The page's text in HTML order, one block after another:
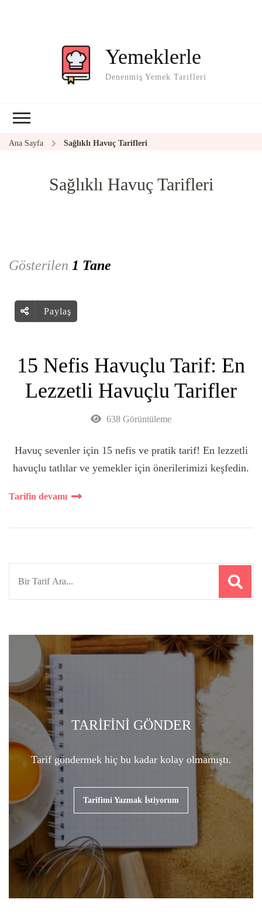
Yemeklerle
Denenmiş Yemek Tarifleri
Ana Sayfa Sağlıklı Havuç Tarifleri
Sağlıklı Havuç Tarifleri
Gösterilen 1 Tane
Paylaş
15 Nefis Havuçlu Tarif: En
Lezzetli Havuçlu Tarifler
638 Görüntüleme
Havuç sevenler için 15 nefis ve pratik tarif! En lezzetli
havuçlu tatlılar ve yemekler için önerilerimizi keşfedin.
Tarifin devamı
TARİFİNİ GÖNDER
Tarif göndermek hiç bu kadar kolay olmamıştı.
Tarifimi Yazmak İstiyorum